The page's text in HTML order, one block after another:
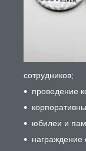
сотрудников;
проведение
юбилеи и
награждение